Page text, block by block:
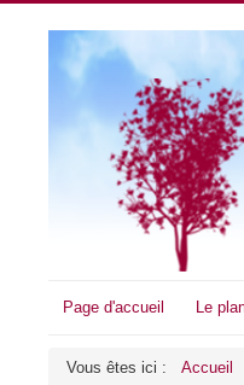
Page d'accueil Le
Vous êtes ici : Accueil